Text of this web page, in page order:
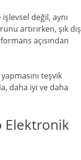
değil, aynı
artırırken, şık dış
açısından
teşvik
daha iyi ve daha
Elektronik